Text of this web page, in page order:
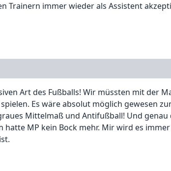
Trainern immer wieder als Assistent
Art des Fußballs! Wir müssten mit der
Es wäre absolut möglich gewesen
Mittelmaß und Antifußball! Und genau
MP kein Bock mehr. Mir wird es immer